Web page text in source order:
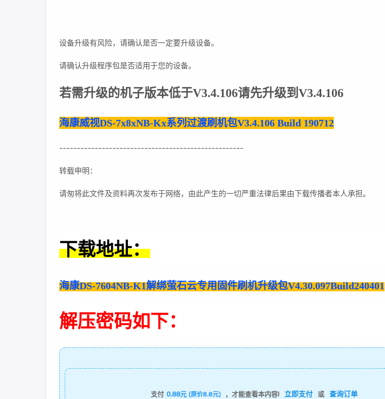
设备升级有风险，请确认是否一定要升级设备。
请确认升级程序包是否适用于您的设备。
若需升级的机子版本低于V3.4.106请先升级到 V3.4.106
海康威视DS-7x8xNB-Kx系列过渡刷机包V3.4.106 Build 190712
----------------------------------------------------
转载申明：
请匆将此文件及资料再次发布于网络，由此产生的一切严重法律后果由下载传播者本人承担。
下载地址：
海康DS-7604NB-K1解绑萤石云专用固件刷机升级包V4.30.097Build240401
解压密码如下：
支付 0.88元 (原价8.8元) ，才能查看本内容! 立即支付 或 查询订单